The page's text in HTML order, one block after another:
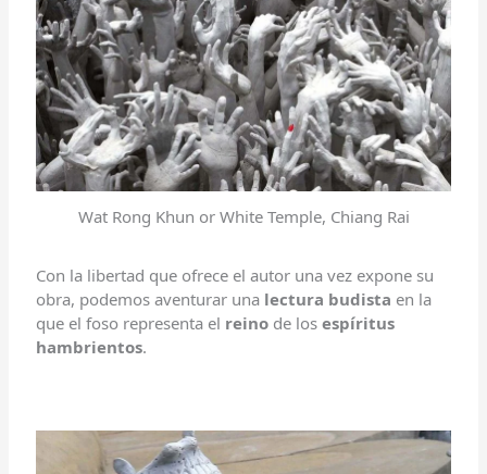
Wat Rong Khun or White Temple, Chiang Rai
Con la libertad que ofrece el autor una vez expone su
obra, podemos aventurar una lectura budista en la
que el foso representa el reino de losespíritus
hambrientos.